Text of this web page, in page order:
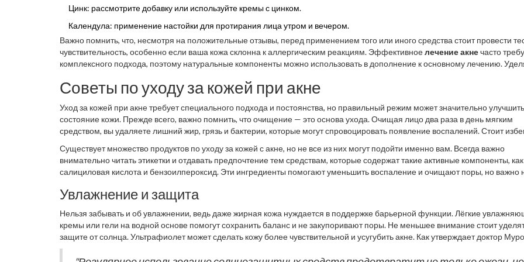
Цинк: рассмотрите добавку или используйте кремы с цинком.
Календула: применение настойки для протирания лица утром и вечером.
Важно помнить, что, несмотря на положительные отзывы, перед применением того или иного средства стоит провести
чувствительность, особенно если ваша кожа склонна к аллергическим реакциям. Эффективноелечение акнечасто
комплексного подхода, поэтому натуральные компоненты можно использовать в дополнение к основному лечению.
Советы по уходу за кожей при акне
Уход за кожей при акне требует специального подхода и постоянства, но правильный режим может значительно улучшить
состояние кожи. Прежде всего, важно помнить, что очищение — это основа ухода. Очищая лицо два раза в день мягким
средством, вы удаляете лишний жир, грязь и бактерии, которые могут спровоцировать появление воспалений. Стоит
горячей воды также поможет избежать раздражения.
Существует множество продуктов по уходу за кожей с акне, но не все из них могут подойти именно вам. Всегда важно
внимательно читать этикетки и отдавать предпочтение тем средствам, которые содержат такие активные компоненты, как
салициловая кислота и бензоилпероксид. Эти ингредиенты помогают уменьшить воспаление и очищают поры, но важно
быть эффективны. Травяные маски или компрессы с алоэ вера известны своими успокаивающими свойствами.
Увлажнение и защита
Нельзя забывать и об увлажнении, ведь даже жирная кожа нуждается в поддержке барьерной функции. Лёгкие
кремы или гели на водной основе помогут сохранить баланс и не закупоривают поры. Не меньшее внимание стоит
защите от солнца. Ультрафиолет может сделать кожу более чувствительной и усугубить акне. Как утверждает доктор
из Японского Дерматологического Общества: